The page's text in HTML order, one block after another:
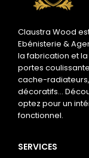
Claustra Wood
Ebénisterie &
la fabrication et
portes
cache-
décoratifs…
optez pour un
fonctionnel.
SERVICES